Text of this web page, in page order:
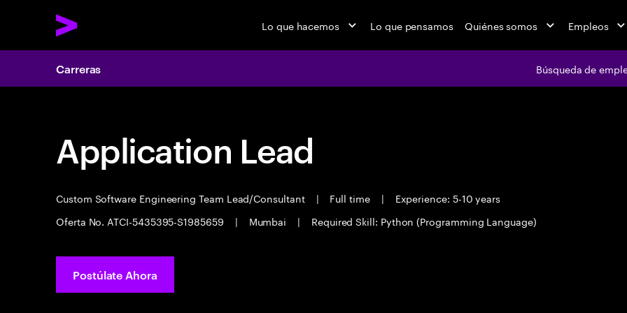
Lo que hacemos Lo que pensamos Quiénes somos Empleos
Carreras Búsqueda de
Application Lead
Custom Software Engineering Team Lead/Consultant | Full time |
Experience: 5-10 years
Oferta No. ATCI-5435395-S1985659
| Mumbai | Required Skill: Python (Programming Language)
Postúlate Ahora